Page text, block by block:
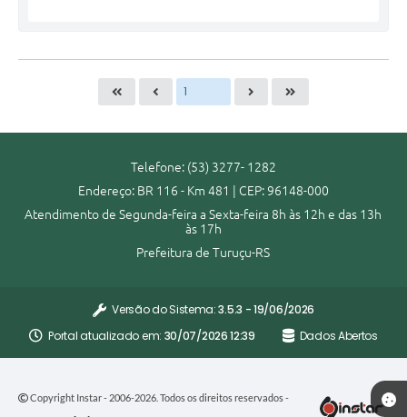
Telefone: (53) 3277- 1282
Endereço: BR 116 - Km 481 | CEP: 96148-000
Atendimento de Segunda-feira a Sexta-feira 8h às 12h e das 13h
às 17h
Prefeitura de Turuçu-RS
Versão do Sistema:3.5.3 - 19/06/2026
Portal atualizado em: 30/07/2026 12:39 Dados Abertos
Copyright Instar - 2006-2026. Todos os direitos reservados -